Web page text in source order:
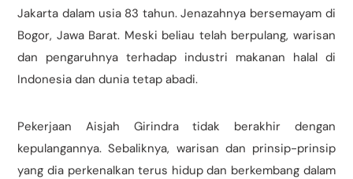
Jakarta dalam usia 83 tahun. Jenazahnya bersemayam di
Bogor, Jawa Barat. Meski beliau telah berpulang, warisan
dan pengaruhnya terhadap industri makanan halal di
Indonesia dan dunia tetap abadi.
Pekerjaan Aisjah Girindra tidak berakhir dengan
kepulangannya. Sebaliknya, warisan dan prinsip-prinsip
yang dia perkenalkan terus hidup dan berkembang dalam